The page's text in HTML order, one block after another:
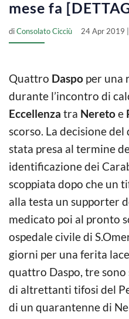
mese fa
diConsolato Cicciù 24 Apr 2019
Quattro Daspo per una
durante l’incontro di
Eccellenza tra Neretoe
scorso. La decisione del
stata presa al termine
identificazione dei
scoppiata dopo che un
alla testa un supporter
medicato poi al pronto
ospedale civile di
giorni per una ferita
quattro Daspo, tre
di altrettanti tifosi del
di un quarantenne di